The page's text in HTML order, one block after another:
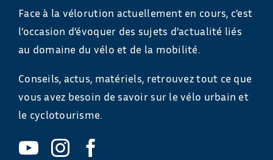
Face à la vélorution actuellement en cours, c’est
l’occasion d’évoquer des sujets d’actualité liés
au domaine du vélo et de la mobilité.
Conseils, actus, matériels, retrouvez tout ce que
vous avez besoin de savoir sur le vélo urbain et
le cyclotourisme.